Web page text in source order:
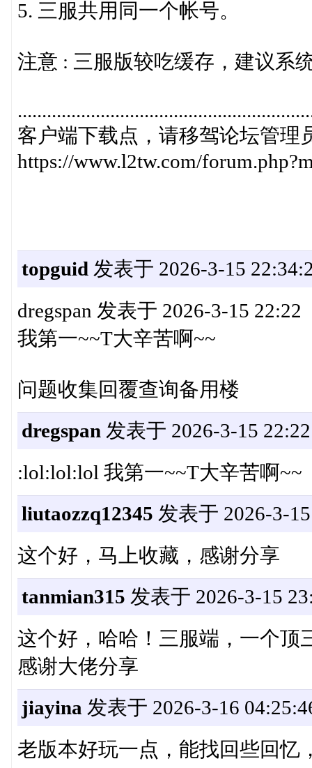
5. 三服共用同一个帐号。
注意 : 三服版较吃缓存，建议系
客户端下载点，请移驾论坛管理
https://www.l2tw.com/
topguid 发表于 2026-3-15
dregspan 发表于 2026-3-15 22:22
我第一~~T大辛苦啊~~
问题收集回覆查询备用楼
dregspan 发表于 2026-3-15
:lol:lol:lol 我第一~~T大辛苦啊~~
liutaozzq12345 发表于 2026-3-
这个好，马上收藏，感谢分享
tanmian315 发表于 2026-3-15
这个好，哈哈！三服端，一个顶
感谢大佬分享
jiayina 发表于 2026-3-16
老版本好玩一点，能找回些回忆